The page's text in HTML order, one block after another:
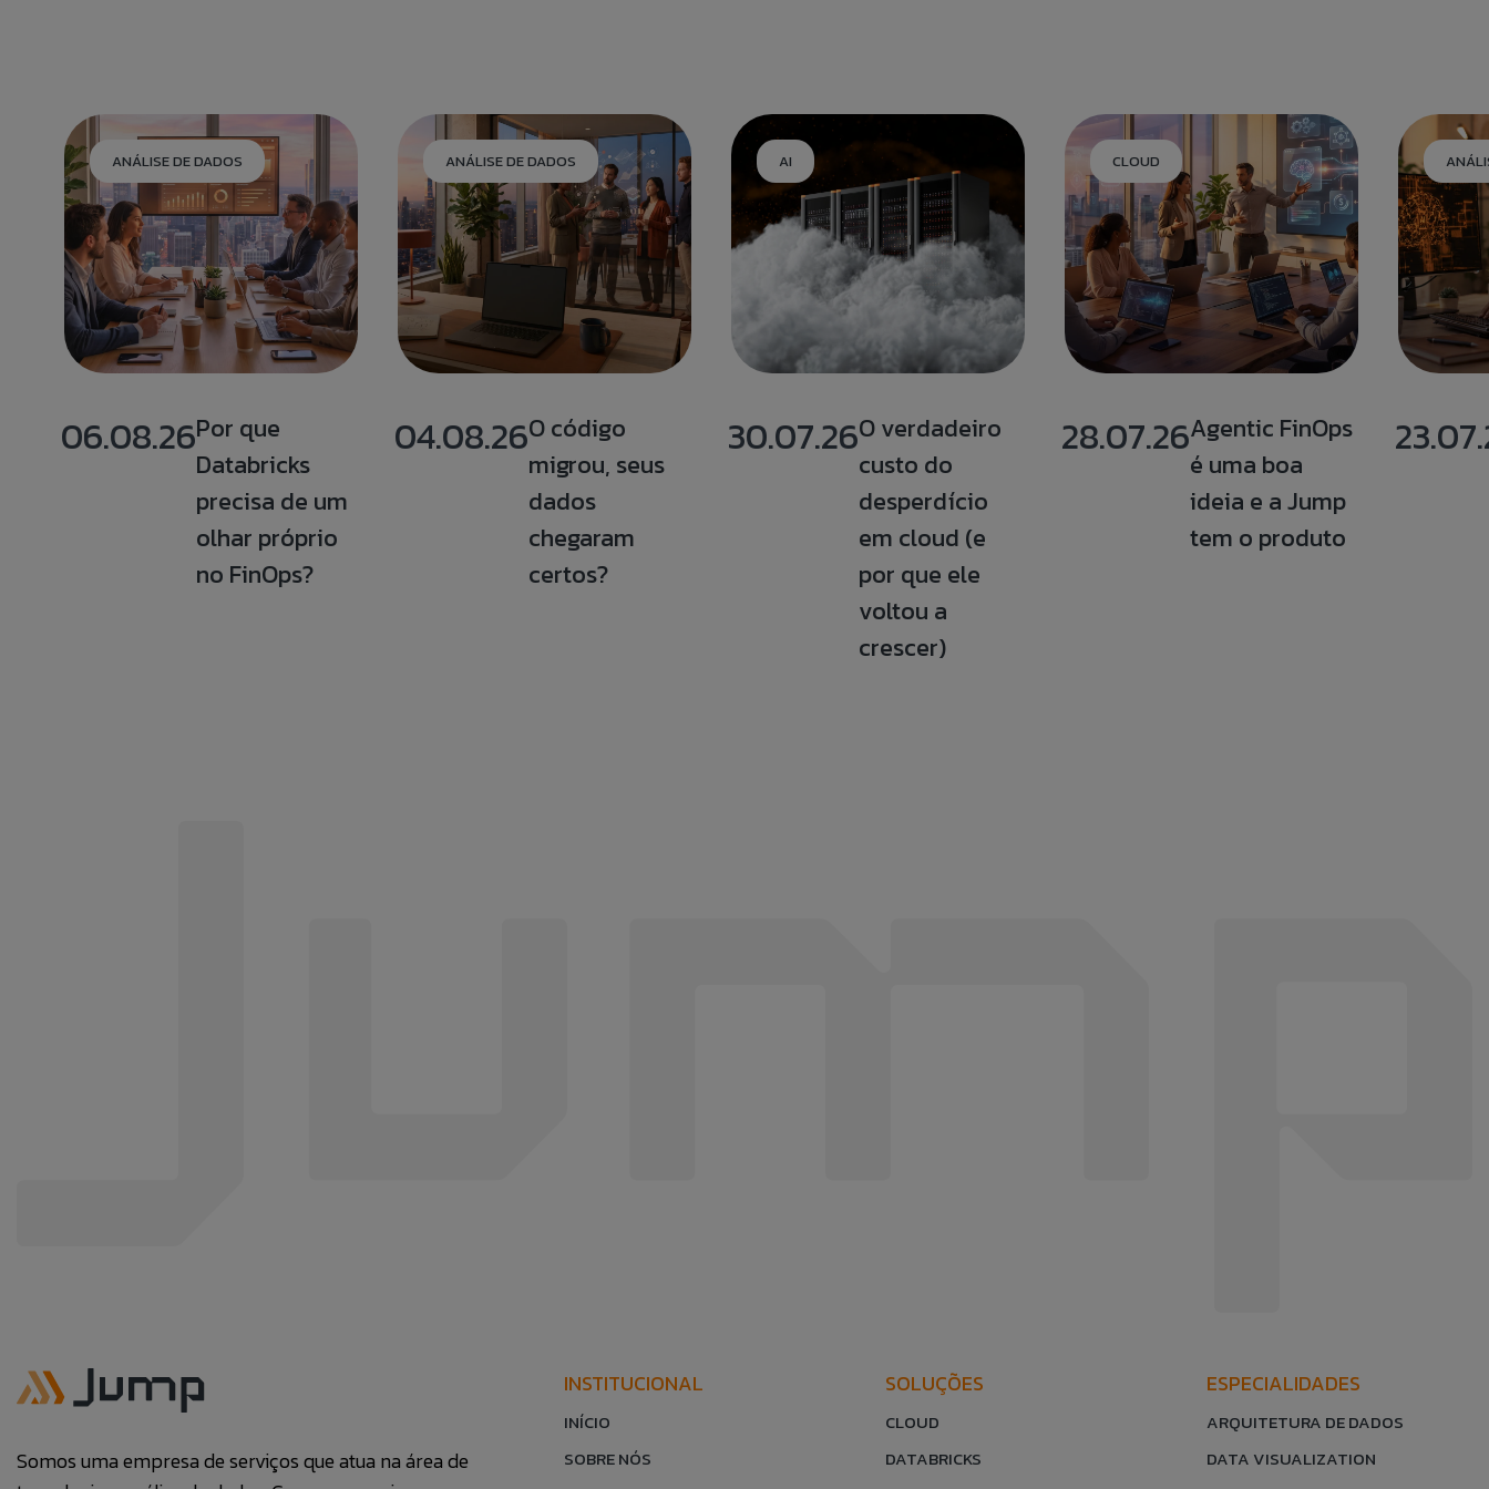
ANÁLISE DE DADOS
06.08.26Por que
Databricks
precisa de um
olhar próprio
no FinOps?
ANÁLISE DE DADOS
04.08.26O código
migrou, seus
dados
chegaram
certos?
AI
30.07.26O verdadeiro
custo do
desperdício
em cloud (e
por que ele
voltou a
crescer)
CLOUD
28.07.26Agentic FinOps
é uma boa
ideia e a Jump
tem o produto
Somos uma empresa de serviços que atua na área de
INSTITUCIONAL
INÍCIO
SOBRE NÓS
SOLUÇÕES
CLOUD
DATABRICKS
ESPECIALIDADES
ARQUITETURA DE DADOS
DATA VISUALIZATION